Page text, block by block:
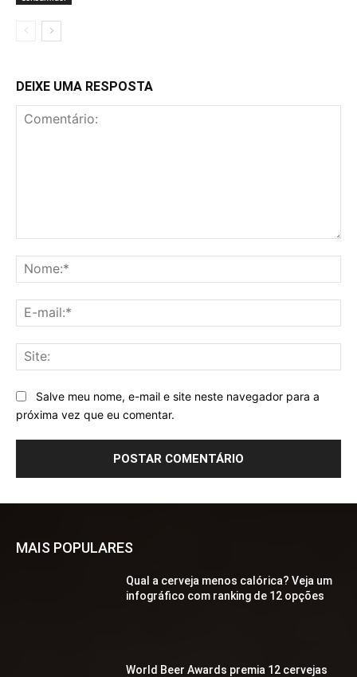
DEIXE UMA RESPOSTA
Salve meu nome, e-mail e site neste navegador para a
próxima vez que eu comentar.
MAIS POPULARES
Qual a cerveja menos calórica? Veja um
infográfico com ranking de 12 opções
World Beer Awards premia 12 cervejas